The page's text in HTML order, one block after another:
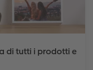
di tutti i prodotti e